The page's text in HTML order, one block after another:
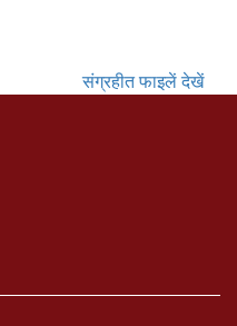
संग्रहीत फाइलें देखें